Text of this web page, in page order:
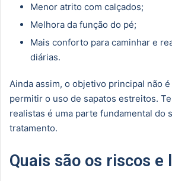
Menor atrito com calçados;
Melhora da função do pé;
Mais conforto para caminhar e
diárias.
Ainda assim, o objetivo principal não é
permitir o uso de sapatos estreitos.
realistas é uma parte fundamental do
tratamento.
Quais são os riscos e